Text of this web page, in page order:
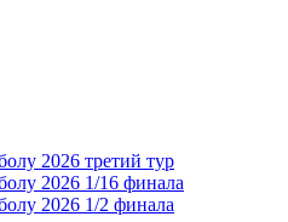
2026 третий тур
2026 1/16 финала
2026 1/2 финала